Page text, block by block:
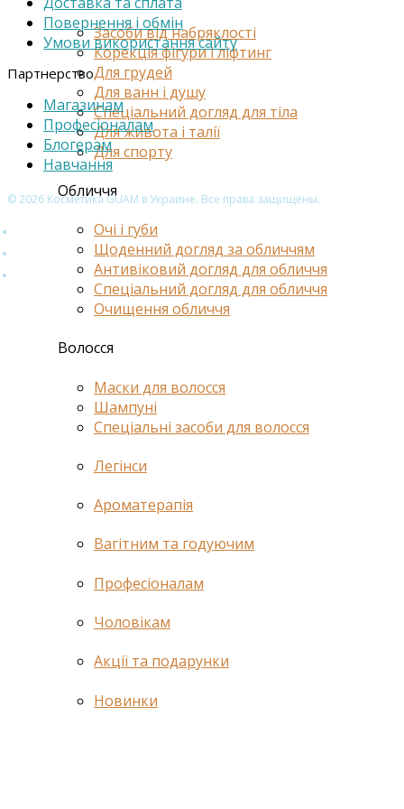
Засоби від набряклості
Корекція фігури і ліфтинг
Для грудей
Для ванн і душу
Спеціальний догляд для тіла
Для живота і талії
Для спорту
Обличчя
Очі і губи
Щоденний догляд за обличчям
Антивіковий догляд для обличчя
Спеціальний догляд для обличчя
Очищення обличчя
Волосся
Маски для волосся
Шампуні
Спеціальні засоби для волосся
Легінси
Ароматерапія
Вагітним та годуючим
Професіоналам
Чоловікам
Акції та подарунки
Новинки
Повернення і обмін
Умови використання сайту
Партнерство
Магазинам
Професіоналам
Блогерам
Навчання
© 2026 Косметика GUAM в Украине. Все права защищены.